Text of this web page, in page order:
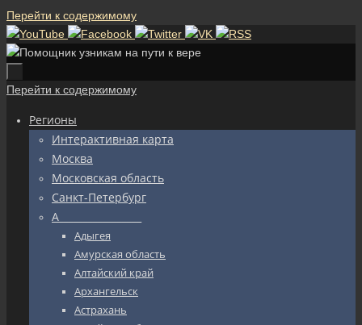
Перейти к содержимому
Перейти к содержимому
Регионы
Интерактивная карта
Москва
Московская область
Санкт-Петербург
А_________________
Адыгея
Амурская область
Алтайский край
Архангельск
Астрахань